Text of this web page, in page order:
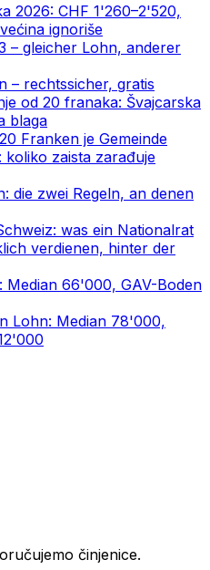
2026: CHF 1'260–2'520,
ignoriše
– gleicher Lohn, anderer
– rechtssicher, gratis
od 20 franaka: Švajcarska
blaga
Franken je Gemeinde
koliko zaista zarađuje
die zwei Regeln, an denen
was ein Nationalrat
verdienen, hinter der
Median 66'000, GAV-Boden
Lohn: Median 78'000,
činjenice.